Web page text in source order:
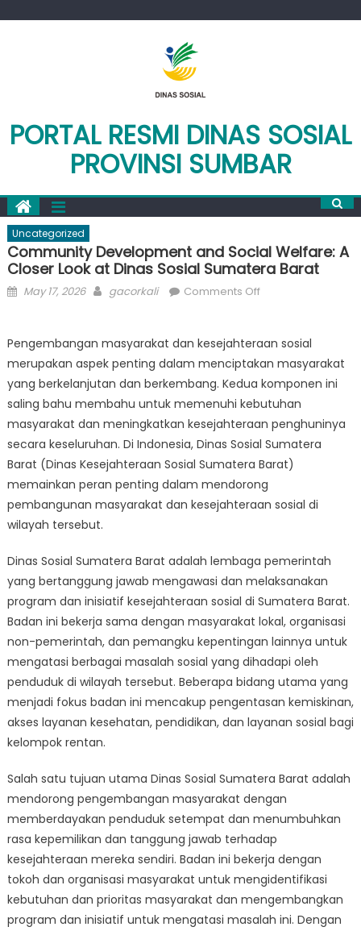
PORTAL RESMI DINAS SOSIAL
PROVINSI SUMBAR
Uncategorized
Community Development and Social Welfare: A
Closer Look at Dinas Sosial Sumatera Barat
Posted
May 17, 2026 Author
gacorkali Comments Offon
and
Social
Welfare:
A
Closer
Look
at
Sosial
Sumatera
Pengembangan masyarakat dan kesejahteraan sosial
merupakan aspek penting dalam menciptakan masyarakat
yang berkelanjutan dan berkembang. Kedua komponen ini
saling bahu membahu untuk memenuhi kebutuhan
masyarakat dan meningkatkan kesejahteraan penghuninya
secara keseluruhan. Di Indonesia, Dinas Sosial Sumatera
Barat (Dinas Kesejahteraan Sosial Sumatera Barat)
memainkan peran penting dalam mendorong
pembangunan masyarakat dan kesejahteraan sosial di
wilayah tersebut.
Dinas Sosial Sumatera Barat adalah lembaga pemerintah
yang bertanggung jawab mengawasi dan melaksanakan
program dan inisiatif kesejahteraan sosial di Sumatera Barat.
Badan ini bekerja sama dengan masyarakat lokal, organisasi
non-pemerintah, dan pemangku kepentingan lainnya untuk
mengatasi berbagai masalah sosial yang dihadapi oleh
penduduk di wilayah tersebut. Beberapa bidang utama yang
menjadi fokus badan ini mencakup pengentasan kemiskinan,
akses layanan kesehatan, pendidikan, dan layanan sosial bagi
kelompok rentan.
Salah satu tujuan utama Dinas Sosial Sumatera Barat adalah
mendorong pengembangan masyarakat dengan
memberdayakan penduduk setempat dan menumbuhkan
rasa kepemilikan dan tanggung jawab terhadap
kesejahteraan mereka sendiri. Badan ini bekerja dengan
tokoh dan organisasi masyarakat untuk mengidentifikasi
kebutuhan dan prioritas masyarakat dan mengembangkan
program dan inisiatif untuk mengatasi masalah ini. Dengan